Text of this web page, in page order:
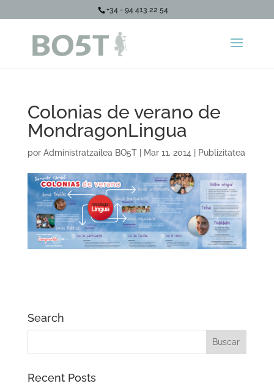
+34 - 94 413 22 54
Colonias de verano de
MondragonLingua
por Administratzailea BO5T| Mar 11, 2014 Publizitatea
Search
Recent Posts